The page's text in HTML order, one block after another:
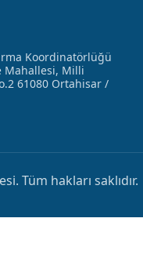
Koordinatörlüğü
Mahallesi, Milli
61080 Ortahisar /
Tüm hakları saklıdır.